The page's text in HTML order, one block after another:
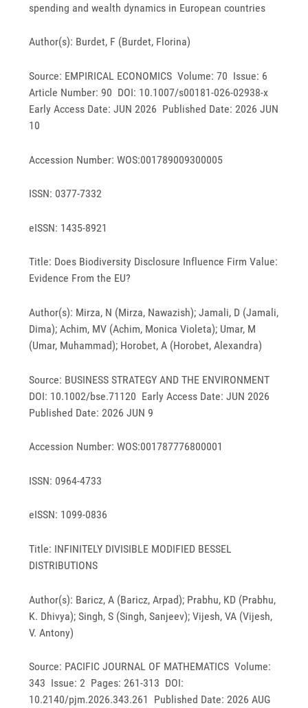
spending and wealth dynamics in European countries
Author(s): Burdet, F (Burdet, Florina)
Source: EMPIRICAL ECONOMICS Volume: 70 Issue: 6
Article Number: 90 DOI: 10.1007/s00181-026-02938-x
Early Access Date: JUN 2026 Published Date: 2026 JUN
10
Accession Number: WOS:001789009300005
ISSN: 0377-7332
eISSN: 1435-8921
Title: Does Biodiversity Disclosure Influence Firm Value:
Evidence From the EU?
Author(s): Mirza, N (Mirza, Nawazish); Jamali, D (Jamali,
Dima); Achim, MV (Achim, Monica Violeta); Umar, M
(Umar, Muhammad); Horobet, A (Horobet, Alexandra)
Source: BUSINESS STRATEGY AND THE ENVIRONMENT
DOI: 10.1002/bse.71120 Early Access Date: JUN 2026
Published Date: 2026 JUN 9
Accession Number: WOS:001787776800001
ISSN: 0964-4733
eISSN: 1099-0836
Title: INFINITELY DIVISIBLE MODIFIED BESSEL
DISTRIBUTIONS
Author(s): Baricz, A (Baricz, Arpad); Prabhu, KD (Prabhu,
K. Dhivya); Singh, S (Singh, Sanjeev); Vijesh, VA (Vijesh,
V. Antony)
Source: PACIFIC JOURNAL OF MATHEMATICS Volume:
343 Issue: 2 Pages: 261-313 DOI:
10.2140/pjm.2026.343.261 Published Date: 2026 AUG